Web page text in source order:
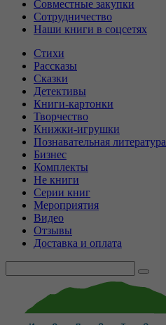
Совместные закупки
Сотрудничество
Наши книги в соцсетях
Стихи
Рассказы
Сказки
Детективы
Книги-картонки
Творчество
Книжки-игрушки
Познавательная литература
Бизнес
Комплекты
Не книги
Серии книг
Мероприятия
Видео
Отзывы
Доставка и оплата